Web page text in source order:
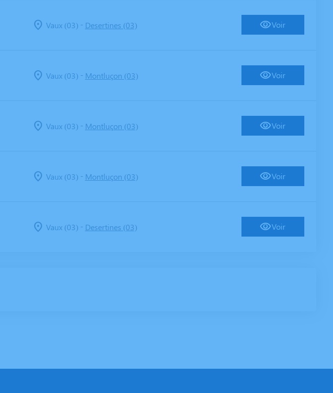
Vaux (03)- Desertines (03) Voir
Vaux (03)- Montluçon (03) Voir
Vaux (03)- Montluçon (03) Voir
Vaux (03)- Montluçon (03) Voir
Vaux (03)- Desertines (03) Voir